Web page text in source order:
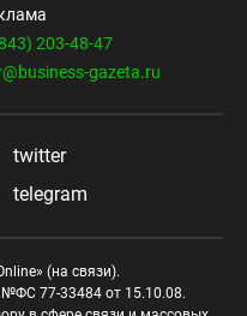
203-48-47
gazeta.ru
twitter
telegram
(на связи).
77-33484 от 15.10.08.